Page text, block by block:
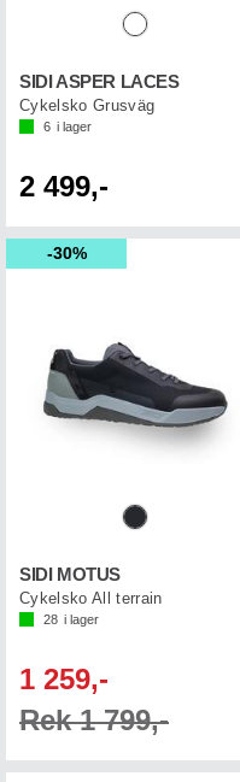
SIDI ASPER LACES
Cykelsko Grusväg
6 i lager
2 499,-
30%
SIDI MOTUS
Cykelsko All terrain
28 i lager
1 259,-
Rek 1 799,-